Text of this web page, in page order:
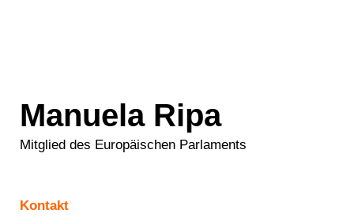
Manuela Ripa
Mitglied des Europäischen Parlaments
Kontakt